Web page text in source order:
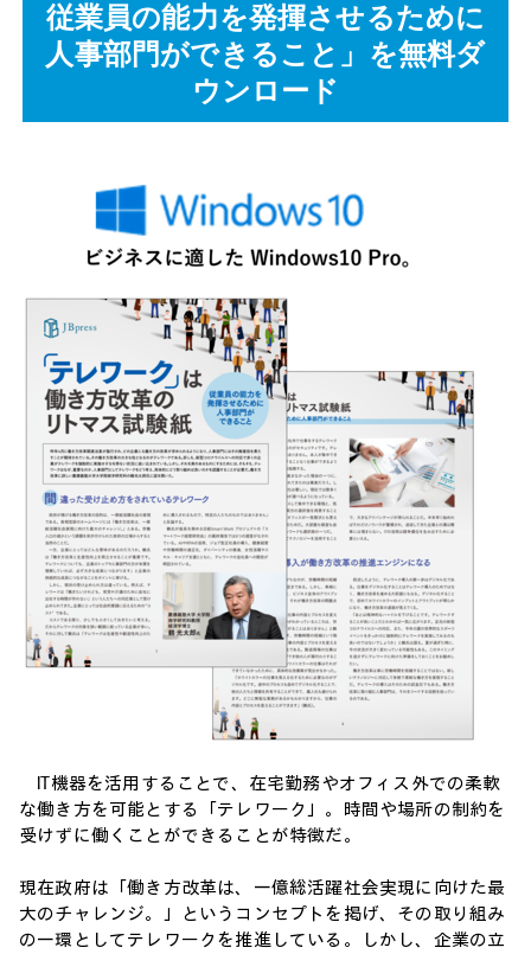
従業員の能力を発揮させるために
人事部門ができること」を無料ダ
ウンロード
IT機器を活用することで、在宅勤務やオフィス外での柔軟
な働き方を可能とする「テレワーク」。時間や場所の制約を
受けずに働くことができることが特徴だ。
現在政府は「働き方改革は、一億総活躍社会実現に向けた最
大のチャレンジ。」というコンセプトを掲げ、その取り組み
の一環としてテレワークを推進している。しかし、企業の立